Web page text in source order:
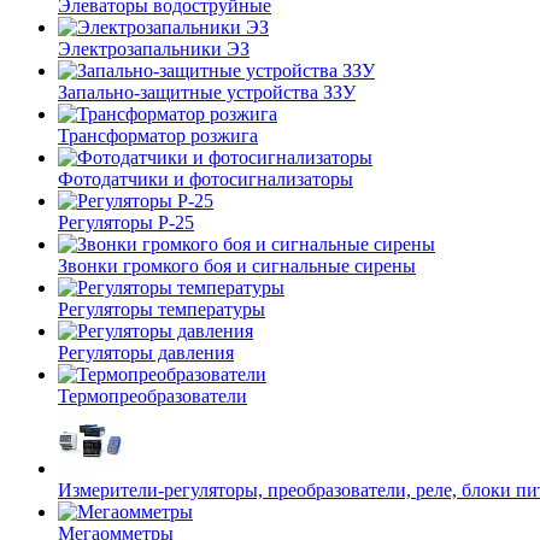
Элеваторы водоструйные
Электрозапальники ЭЗ
Запально-защитные устройства ЗЗУ
Трансформатор розжига
Фотодатчики и фотосигнализаторы
Регуляторы Р-25
Звонки громкого боя и сигнальные сирены
Регуляторы температуры
Регуляторы давления
Термопреобразователи
Измерители-регуляторы, преобразователи, реле, блоки
Мегаомметры